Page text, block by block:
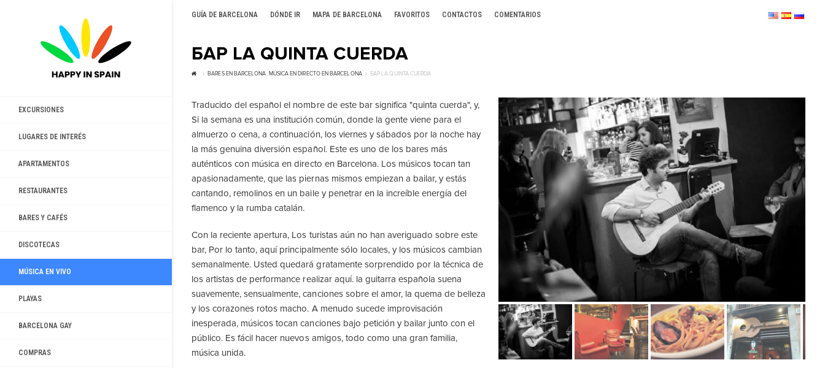
GUÍA DE BARCELONA DÓNDE IR MAPA DE BARCELONA FAVORITOS CONTACTOS COMENTARIOS
EXCURSIONES
LUGARES DE INTERÉS
APARTAMENTOS
RESTAURANTES
BARES Y CAFÉS
DISCOTECAS
MÚSICA EN VIVO
PLAYAS
BARCELONA GAY
COMPRAS
БАР LA QUINTA CUERDA
BARES EN BARCELONA, MÚSICA EN DIRECTO EN BARCELONA БАР LA QUINTA CUERDA
Traducido del español el nombre de este bar significa "quinta cuerda", y,
Si la semana es una institución común, donde la gente viene para el
almuerzo o cena, a continuación, los viernes y sábados por la noche hay
la más genuina diversión español. Este es uno de los bares más
auténticos con música en directo en Barcelona. Los músicos tocan tan
apasionadamente, que las piernas mismos empiezan a bailar, y estás
cantando, remolinos en un baile y penetrar en la increíble energía del
flamenco y la rumba catalán.
Con la reciente apertura, Los turistas aún no han averiguado sobre este
bar, Por lo tanto, aquí principalmente sólo locales, y los músicos cambian
semanalmente. Usted quedará gratamente sorprendido por la técnica de
los artistas de performance realizar aquí. la guitarra española suena
suavemente, sensualmente, canciones sobre el amor, la quema de belleza
y los corazones rotos macho. A menudo sucede improvisación
inesperada, músicos tocan canciones bajo petición y bailar junto con el
público. Es fácil hacer nuevos amigos, todo como una gran familia,
música unida.